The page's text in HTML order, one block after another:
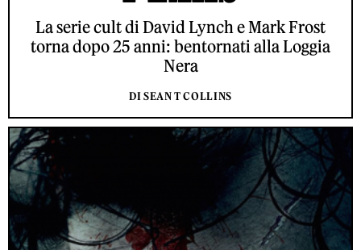
La serie cult di David Lynch e Mark Frost
torna dopo 25 anni: bentornati alla Loggia
Nera
DI SEAN T COLLINS